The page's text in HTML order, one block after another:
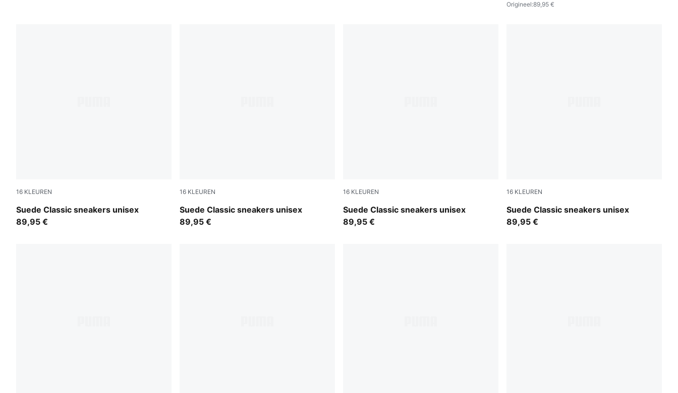
Origineel:89,95 €
16 KLEUREN
Suede Classic sneakers unisex
PUMA Black-PUMA Black
89,95 €
16 KLEUREN
Suede Classic sneakers unisex
PUMA Navy-PUMA White
89,95 €
16 KLEUREN
Suede Classic sneakers unisex
Chambray Blue-PUMA White
89,95 €
16 KLEUREN
Suede Classic sneakers unisex
Olive Green-PUMA White
89,95 €